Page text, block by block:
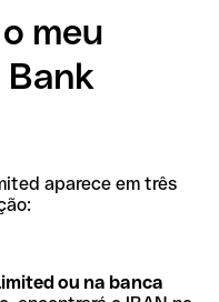
meu
Bank
aparece em três
ou na banca